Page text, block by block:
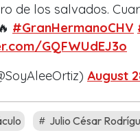
de los salvados.
#GranHermanoCHV
GQFWUdEJ3o
August
Julio César